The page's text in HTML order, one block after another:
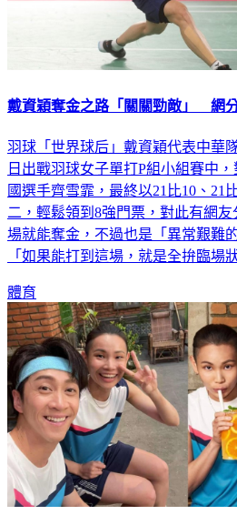
戴資穎奪金之路「關關勁敵」 網
羽球「世界球后」戴資穎代表中華
日出戰羽球女子單打P組小組賽中
國選手齊雪霏，最終以21比10、21
二，輕鬆領到8強門票，對此有網
場就能奪金，不過也是「異常艱難
「如果能打到這場，就是全拚臨場
體育